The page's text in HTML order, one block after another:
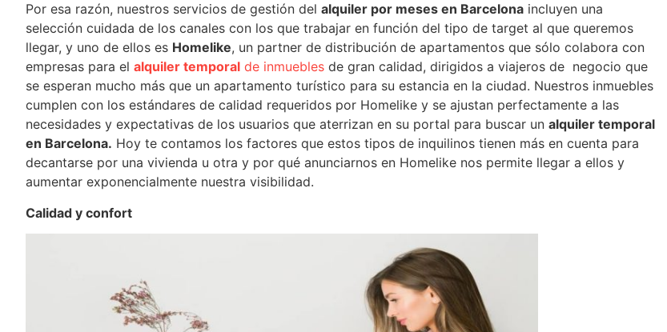
Por esa razón, nuestros servicios de gestión del alquiler por meses en Barcelona incluyen una
selección cuidada de los canales con los que trabajar en función del tipo de target al que queremos
llegar, y uno de ellos es Homelike, un partner de distribución de apartamentos que sólo colabora con
empresas para el alquiler temporal de inmuebles de gran calidad, dirigidos a viajeros de negocio que
se esperan mucho más que un apartamento turístico para su estancia en la ciudad. Nuestros inmuebles
cumplen con los estándares de calidad requeridos por Homelike y se ajustan perfectamente a las
necesidades y expectativas de los usuarios que aterrizan en su portal para buscar un alquiler temporal
en Barcelona. Hoy te contamos los factores que estos tipos de inquilinos tienen más en cuenta para
decantarse por una vivienda u otra y por qué anunciarnos en Homelike nos permite llegar a ellos y
aumentar exponencialmente nuestra visibilidad.
Calidad y confort